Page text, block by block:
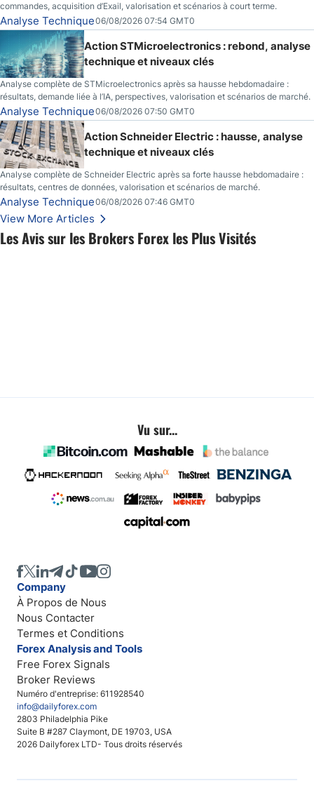
Les Avis sur les Brokers Forex les Plus Visités
commandes, acquisition d’Exail, valorisation et scénarios à court terme.
Analyse Technique06/08/2026 07:54 GMT0
Action STMicroelectronics : rebond, analyse
technique et niveaux clés
Analyse complète de STMicroelectronics après sa hausse hebdomadaire :
résultats, demande liée à l’IA, perspectives, valorisation et scénarios de marché.
Analyse Technique06/08/2026 07:50 GMT0
Action Schneider Electric : hausse, analyse
technique et niveaux clés
Analyse complète de Schneider Electric après sa forte hausse hebdomadaire :
résultats, centres de données, valorisation et scénarios de marché.
Analyse Technique06/08/2026 07:46 GMT0
View More Articles
Vu sur...
Numéro d'entreprise: 611928540
info@dailyforex.com
2803 Philadelphia Pike
Suite B #287 Claymont, DE 19703, USA
2026 Dailyforex LTD- Tous droits réservés
Company
À Propos de Nous
Nous Contacter
Termes et Conditions
Forex Analysis and Tools
Free Forex Signals
Broker Reviews